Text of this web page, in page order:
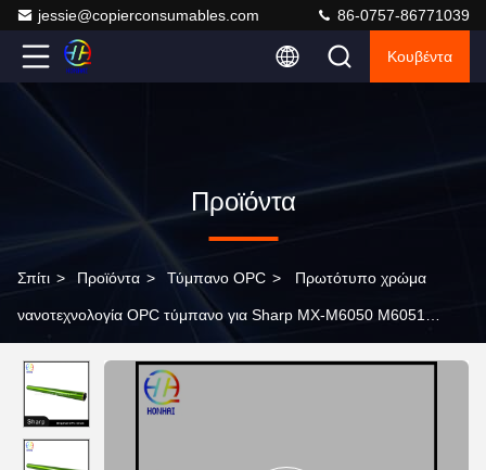
jessie@copierconsumables.com 86-0757-86771039
Κουβέντα
Προϊόντα
Σπίτι > Προϊόντα > Τύμπανο OPC > Πρωτότυπο χρώμα
νανοτεχνολογία OPC τύμπανο για Sharp MX-M6050 M6051